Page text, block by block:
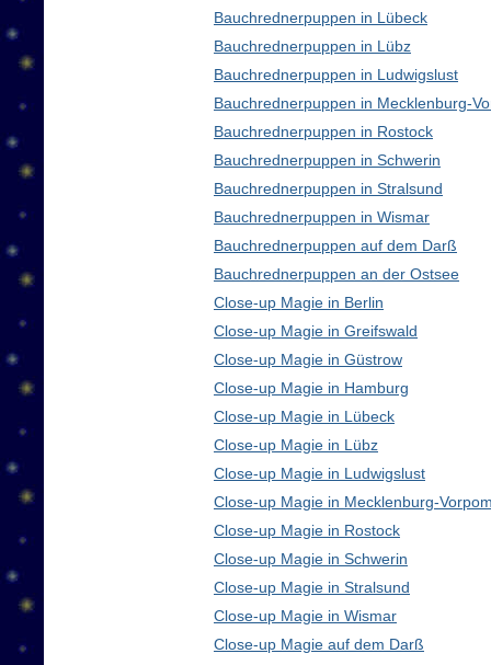
Bauchrednerpuppen in Lübeck
Bauchrednerpuppen in Lübz
Bauchrednerpuppen in Ludwigslust
Bauchrednerpuppen in Mecklenburg-
Bauchrednerpuppen in Rostock
Bauchrednerpuppen in Schwerin
Bauchrednerpuppen in Stralsund
Bauchrednerpuppen in Wismar
Bauchrednerpuppen auf dem Darß
Bauchrednerpuppen an der Ostsee
Close-up Magie in Berlin
Close-up Magie in Greifswald
Close-up Magie in Güstrow
Close-up Magie in Hamburg
Close-up Magie in Lübeck
Close-up Magie in Lübz
Close-up Magie in Ludwigslust
Close-up Magie in Mecklenburg-
Close-up Magie in Rostock
Close-up Magie in Schwerin
Close-up Magie in Stralsund
Close-up Magie in Wismar
Close-up Magie auf dem Darß